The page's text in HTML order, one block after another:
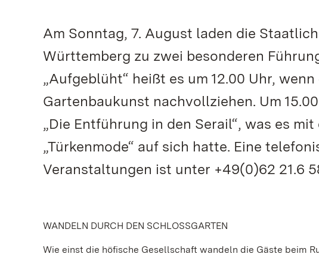
Am Sonntag, 7. August laden die
Württemberg zu zwei besonderen
„Aufgeblüht“ heißt es um 12.00 Uhr,
Gartenbaukunst nachvollziehen. Um
„Die Entführung in den Serail“, was es
„Türkenmode“ auf sich hatte. Eine
Veranstaltungen ist unter +49(0)62 21.6
WANDELN DURCH DEN SCHLOSSGARTEN
Wie einst die höfische Gesellschaft wandeln die Gäste beim